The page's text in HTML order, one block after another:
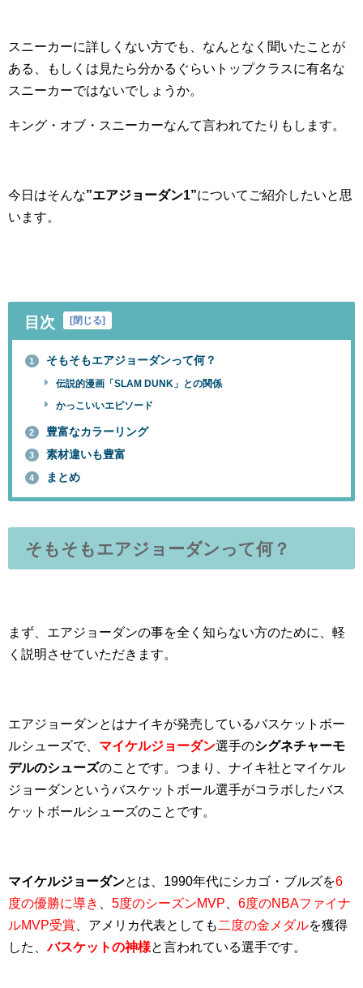
スニーカーに詳しくない方でも、なんとなく聞いたことが
ある、もしくは見たら分かるぐらいトップクラスに有名な
スニーカーではないでしょうか。
キング・オブ・スニーカーなんて言われてたりもします。
今日はそんな”エアジョーダン1”についてご紹介したいと思
います。
目次 [閉じる]
1 そもそもエアジョーダンって何？
伝説的漫画「SLAM DUNK」との関係
かっこいいエピソード
2 豊富なカラーリング
3 素材違いも豊富
4 まとめ
そもそもエアジョーダンって何？
まず、エアジョーダンの事を全く知らない方のために、軽
く説明させていただきます。
エアジョーダンとはナイキが発売しているバスケットボー
ルシューズで、 マイケルジョーダン選手のシグネチャーモ
デルのシューズのことです。つまり、ナイキ社とマイケル
ジョーダンというバスケットボール選手がコラボしたバス
ケットボールシューズのことです。
マイケルジョーダンとは、1990年代にシカゴ・ブルズを6
度の優勝に導き 5度のシーズンMVP
6度のNBAファイナ
ルMVP受賞 、アメリカ代表としても 二度の金メダルを獲得
した、 バスケットの神様と言われている選手です。